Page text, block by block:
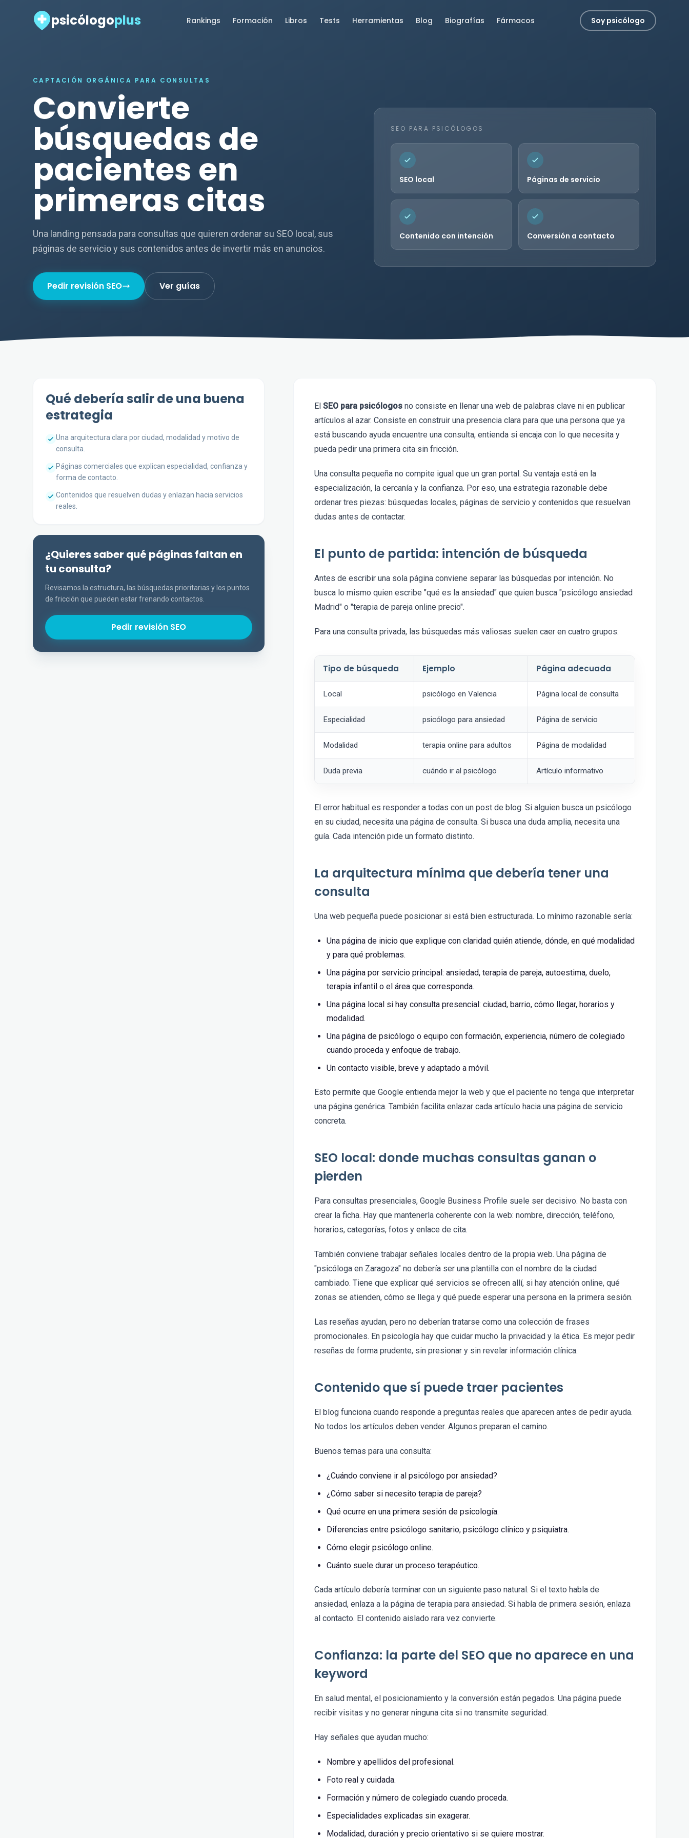
psicólogoplus Rankings Formación Libros Tests Herramientas Blog Biografías Fármacos Soy psicólogo
CAPTACIÓN ORGÁNICA PARA CONSULTAS
Convierte
búsquedas de
pacientes en
primeras citas
Una landing pensada para consultas que quieren ordenar su SEO local, sus
páginas de servicio y sus contenidos antes de invertir más en anuncios.
Pedir revisión SEO Ver guías
SEO PARA PSICÓLOGOS
SEO local Páginas de servicio
Contenido con intención Conversión a contacto
Qué debería salir de una buena
estrategia
Una arquitectura clara por ciudad, modalidad y motivo de
consulta.
Páginas comerciales que explican especialidad, confianza y
forma de contacto.
Contenidos que resuelven dudas y enlazan hacia servicios
reales.
¿Quieres saber qué páginas faltan en
tu consulta?
Revisamos la estructura, las búsquedas prioritarias y los puntos
de fricción que pueden estar frenando contactos.
Pedir revisión SEO
ElSEO para psicólogos no consiste en llenar una web de palabras clave ni en publicar
artículos al azar. Consiste en construir una presencia clara para que una persona que ya
está buscando ayuda encuentre una consulta, entienda si encaja con lo que necesita y
pueda pedir una primera cita sin fricción.
Una consulta pequeña no compite igual que un gran portal. Su ventaja está en la
especialización, la cercanía y la confianza. Por eso, una estrategia razonable debe
ordenar tres piezas: búsquedas locales, páginas de servicio y contenidos que resuelvan
dudas antes de contactar.
El punto de partida: intención de búsqueda
Antes de escribir una sola página conviene separar las búsquedas por intención. No
busca lo mismo quien escribe "qué es la ansiedad" que quien busca "psicólogo ansiedad
Madrid" o "terapia de pareja online precio".
Para una consulta privada, las búsquedas más valiosas suelen caer en cuatro grupos:
Tipo de búsqueda Ejemplo Página adecuada
Local psicólogo en Valencia Página local de consulta
Especialidad psicólogo para ansiedad Página de servicio
Modalidad terapia online para adultos Página de modalidad
Duda previa cuándo ir al psicólogo Artículo informativo
El error habitual es responder a todas con un post de blog. Si alguien busca un psicólogo
en su ciudad, necesita una página de consulta. Si busca una duda amplia, necesita una
guía. Cada intención pide un formato distinto.
La arquitectura mínima que debería tener una
consulta
Una web pequeña puede posicionar si está bien estructurada. Lo mínimo razonable sería:
Una página de inicio que explique con claridad quién atiende, dónde, en qué modalidad
y para qué problemas.
Una página por servicio principal: ansiedad, terapia de pareja, autoestima, duelo,
terapia infantil o el área que corresponda.
Una página local si hay consulta presencial: ciudad, barrio, cómo llegar, horarios y
modalidad.
Una página de psicólogo o equipo con formación, experiencia, número de colegiado
cuando proceda y enfoque de trabajo.
Un contacto visible, breve y adaptado a móvil.
Esto permite que Google entienda mejor la web y que el paciente no tenga que interpretar
una página genérica. También facilita enlazar cada artículo hacia una página de servicio
concreta.
SEO local: donde muchas consultas ganan o
pierden
Para consultas presenciales, Google Business Profile suele ser decisivo. No basta con
crear la ficha. Hay que mantenerla coherente con la web: nombre, dirección, teléfono,
horarios, categorías, fotos y enlace de cita.
También conviene trabajar señales locales dentro de la propia web. Una página de
"psicóloga en Zaragoza" no debería ser una plantilla con el nombre de la ciudad
cambiado. Tiene que explicar qué servicios se ofrecen allí, si hay atención online, qué
zonas se atienden, cómo se llega y qué puede esperar una persona en la primera sesión.
Las reseñas ayudan, pero no deberían tratarse como una colección de frases
promocionales. En psicología hay que cuidar mucho la privacidad y la ética. Es mejor pedir
reseñas de forma prudente, sin presionar y sin revelar información clínica.
Contenido que sí puede traer pacientes
El blog funciona cuando responde a preguntas reales que aparecen antes de pedir ayuda.
No todos los artículos deben vender. Algunos preparan el camino.
Buenos temas para una consulta:
¿Cuándo conviene ir al psicólogo por ansiedad?
¿Cómo saber si necesito terapia de pareja?
Qué ocurre en una primera sesión de psicología.
Diferencias entre psicólogo sanitario, psicólogo clínico y psiquiatra.
Cómo elegir psicólogo online.
Cuánto suele durar un proceso terapéutico.
Cada artículo debería terminar con un siguiente paso natural. Si el texto habla de
ansiedad, enlaza a la página de terapia para ansiedad. Si habla de primera sesión, enlaza
al contacto. El contenido aislado rara vez convierte.
Confianza: la parte del SEO que no aparece en una
keyword
En salud mental, el posicionamiento y la conversión están pegados. Una página puede
recibir visitas y no generar ninguna cita si no transmite seguridad.
Hay señales que ayudan mucho:
Nombre y apellidos del profesional.
Foto real y cuidada.
Formación y número de colegiado cuando proceda.
Especialidades explicadas sin exagerar.
Modalidad, duración y precio orientativo si se quiere mostrar.